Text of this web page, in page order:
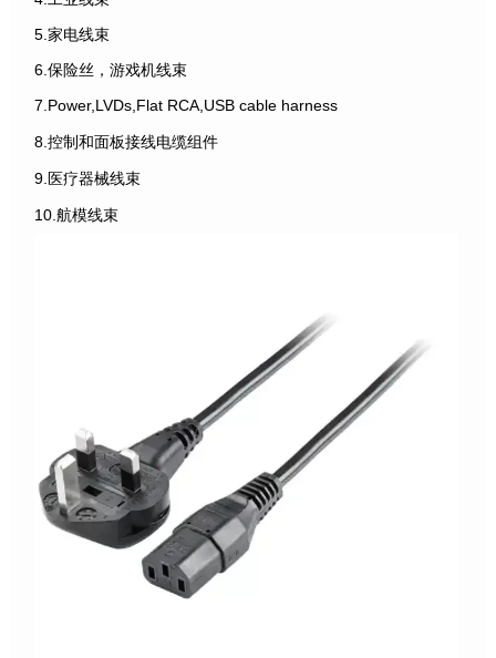
5.家电线束
6.保险丝，游戏机线束
7.Power,LVDs,Flat RCA,USB cable harness
8.控制和面板接线电缆组件
9.医疗器械线束
10.航模线束